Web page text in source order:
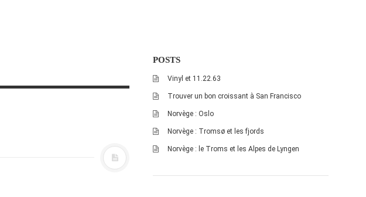
POSTS
Vinyl et 11.22.63
Trouver un bon croissant à San Francisco
Norvège : Oslo
Norvège : Tromsø et les fjords
Norvège : le Troms et les Alpes de Lyngen